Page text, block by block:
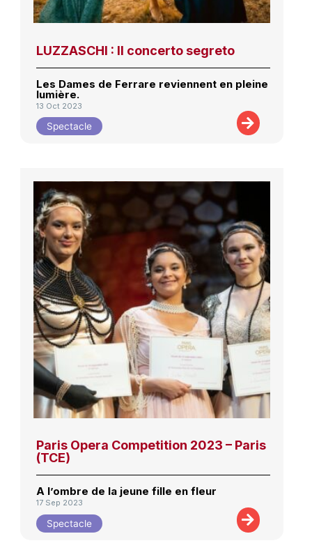
LUZZASCHI : Il concerto segreto
Les Dames de Ferrare reviennent en pleine
lumière.
13 Oct 2023
Spectacle
Paris Opera Competition 2023 – Paris
(TCE)
A l’ombre de la jeune fille en fleur
17 Sep 2023
Spectacle